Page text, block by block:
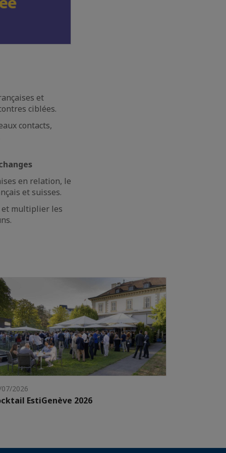
et
ciblées.
contacts,
en relation, le
et suisses.
et multiplier les
2026
EstiGenève 2026